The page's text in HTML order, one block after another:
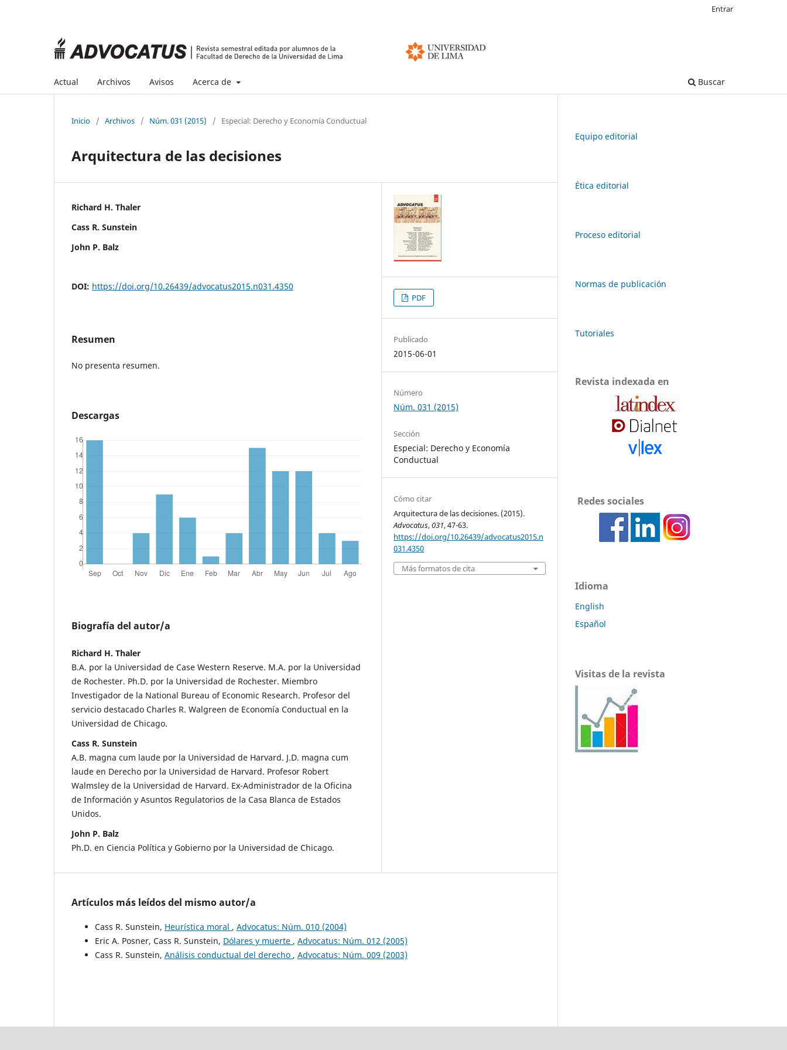
Actual Archivos Avisos Acerca de Buscar
Entrar
Inicio / Archivos / Núm. 031 (2015) / Especial: Derecho y Economía Conductual
Arquitectura de las decisiones
Richard H. Thaler
Cass R. Sunstein
John P. Balz
DOI: https://doi.org/10.26439/advocatus2015.n031.4350
Resumen
No presenta resumen.
Descargas
Biografía del autor/a
Richard H. Thaler
B.A. por la Universidad de Case Western Reserve. M.A. por la Universidad
de Rochester. Ph.D. por la Universidad de Rochester. Miembro
Investigador de la National Bureau of Economic Research. Profesor del
servicio destacado Charles R. Walgreen de Economía Conductual en la
Universidad de Chicago.
Cass R. Sunstein
A.B. magna cum laude por la Universidad de Harvard. J.D. magna cum
laude en Derecho por la Universidad de Harvard. Profesor Robert
Walmsley de la Universidad de Harvard. Ex-Administrador de la Oficina
de Información y Asuntos Regulatorios de la Casa Blanca de Estados
Unidos.
John P. Balz
Ph.D. en Ciencia Política y Gobierno por la Universidad de Chicago.
PDF
Publicado
2015-06-01
Número
Núm. 031 (2015)
Sección
Especial: Derecho y Economía
Conductual
Cómo citar
Arquitectura de las decisiones. (2015).
Advocatus,031, 47-63.
https://doi.org/10.26439/advocatus2015.n
031.4350
Más formatos de cita
Artículos más leídos del mismo autor/a
Cass R. Sunstein, Heurística moral , Advocatus: Núm. 010 (2004)
Eric A. Posner, Cass R. Sunstein, Dólares y muerte , Advocatus: Núm. 012 (2005)
Cass R. Sunstein, Análisis conductual del derecho , Advocatus: Núm. 009 (2003)
Equipo editorial
Ética editorial
Proceso editorial
Normas de publicación
Tutoriales
Revista indexada en
Redes sociales
Idioma
English
Español
Visitas de la revista